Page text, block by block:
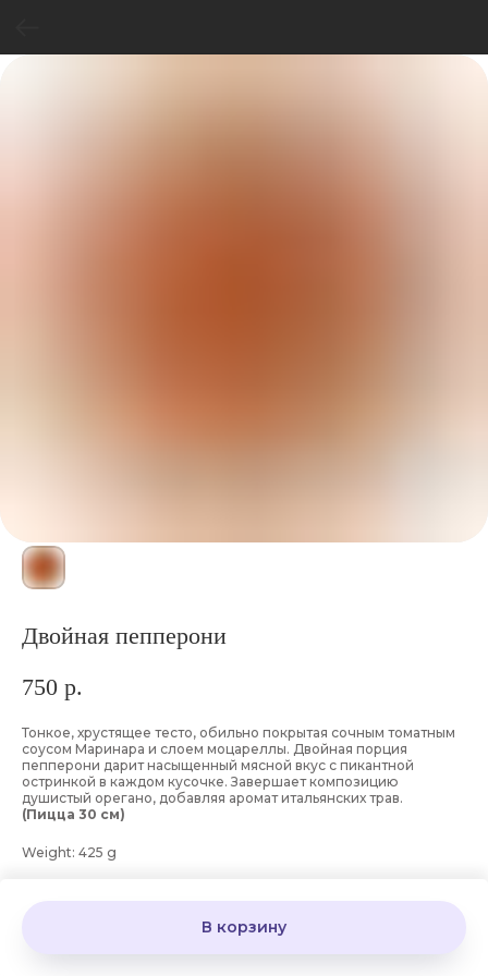
Двойная пепперони
750 р.
В корзину
Тонкое, хрустящее тесто, обильно покрытая сочным томатным
соусом Маринара и слоем моцареллы. Двойная порция
пепперони дарит насыщенный мясной вкус с пикантной
остринкой в каждом кусочке. Завершает композицию
душистый орегано, добавляя аромат итальянских трав.
(Пицца 30 см)
Weight: 425 g